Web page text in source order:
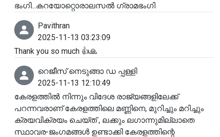
ഭംഗി...കറയോറ്റൊരാലസൽ ഗ്രാമഭംഗി
Pavithran
2025-11-13 03:23:09
Thank you so much 👍🙏
റെജീസ് നെടുങ്ങാ ഡ പ്പള്ളി
2025-11-13 12:10:49
കേരളത്തിൽ നിന്നും വിദേശ രാജ്യങ്ങളിലേക്ക്
പറന്നവരാണ് കേരളത്തിലെ മണ്ണിനെ, മുറിച്ചും മറിച്ചും
ക്രയവിക്രയം ചെയ്ത് , ലക്കും ലഗാന്നുമില്ലാതെ
സ്ഥാവര-ജംഗമങ്ങൾ ഉണ്ടാക്കി കേരളത്തിന്റെ